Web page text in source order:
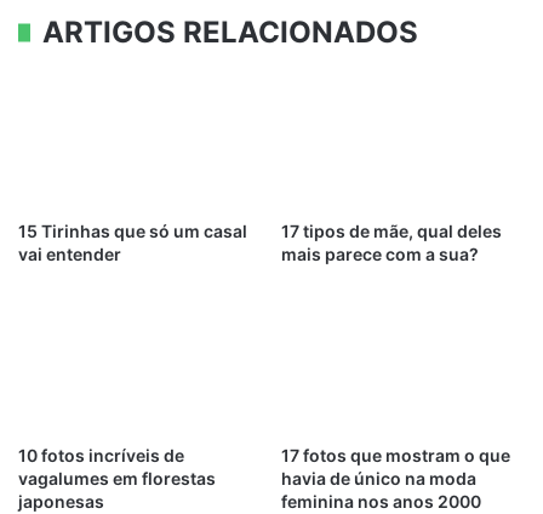
ARTIGOS RELACIONADOS
15 Tirinhas que só um casal
vai entender
17 tipos de mãe, qual deles
mais parece com a sua?
10 fotos incríveis de
vagalumes em florestas
japonesas
17 fotos que mostram o que
havia de único na moda
feminina nos anos 2000